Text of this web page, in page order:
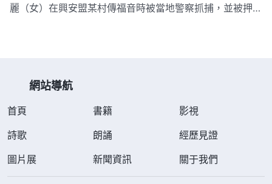
麗（女）在興安盟某村傳福音時被當地警察抓捕，並被押送
網站導航
首頁 書籍
影視
詩歌
朗誦
經歷見證
圖片展
新聞資訊 關于我們